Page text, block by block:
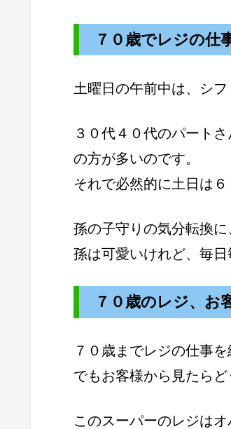
７０歳でレジの仕
土曜日の午前中は、シ
３０代４０代のパート
の方が多いのです。
それで必然的に土日は６
孫の子守りの気分転換に
孫は可愛いけれど、毎日
７０歳のレジ、お
７０歳までレジの仕事
でもお客様から見たらど
このスーパーのレジは